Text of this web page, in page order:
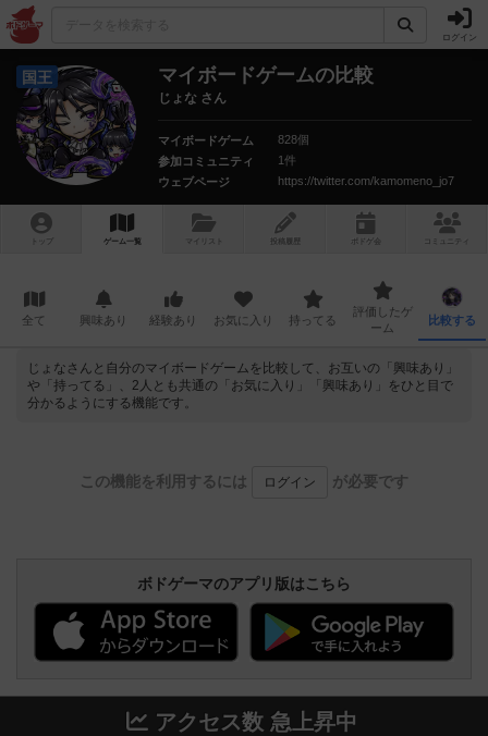
ログイン
国王 マイボードゲームの比較
じょな さん
マイボードゲーム
828個
参加コミュニティ
1件
ウェブページ
https://twitter.com/kamomeno_jo7
トップ ゲーム一覧 マイリスト 投稿履歴 ボ ドゲ コミュニティ
全て 興味あり 経験あり お気に入り 持ってる
評価したゲ
ーム
比較する
じょなさんと自分のマイボードゲームを比較して、お互いの「興味あり」
や「持ってる」、2人とも共通の「お気に入り」「興味あり」をひと目で
分かるようにする機能です。
この機能を利用するには ログイン が必要です
ボドゲーマのアプリ版はこちら
アクセス数 急上昇中